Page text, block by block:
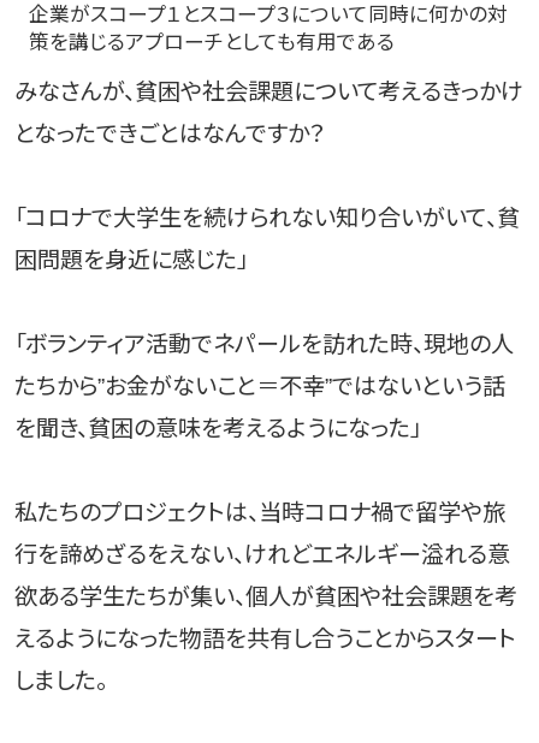
企業がスコープ１とスコープ３について同時に何かの対
策を講じるアプローチとしても有用である
みなさんが、貧困や社会課題について考えるきっかけ
となったできごとはなんですか？
「コロナで大学生を続けられない知り合いがいて、貧
困問題を身近に感じた」
「ボランティア活動でネパールを訪れた時、現地の人
たちから”お金がないこと＝不幸”ではないという話
を聞き、貧困の意味を考えるようになった」
私たちのプロジェクトは、当時コロナ禍で留学や旅
行を諦めざるをえない、けれどエネルギー溢れる意
欲ある学生たちが集い、個人が貧困や社会課題を考
えるようになった物語を共有し合うことからスタート
しました。